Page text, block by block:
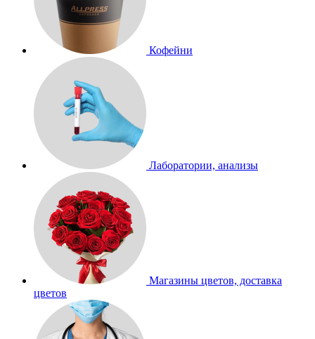
Кофейни
Лаборатории, анализы
Магазины цветов, доставка
цветов